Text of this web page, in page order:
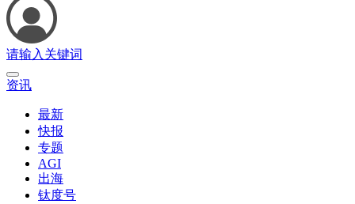
请输入关键词
资讯
最新
快报
专题
AGI
出海
钛度号